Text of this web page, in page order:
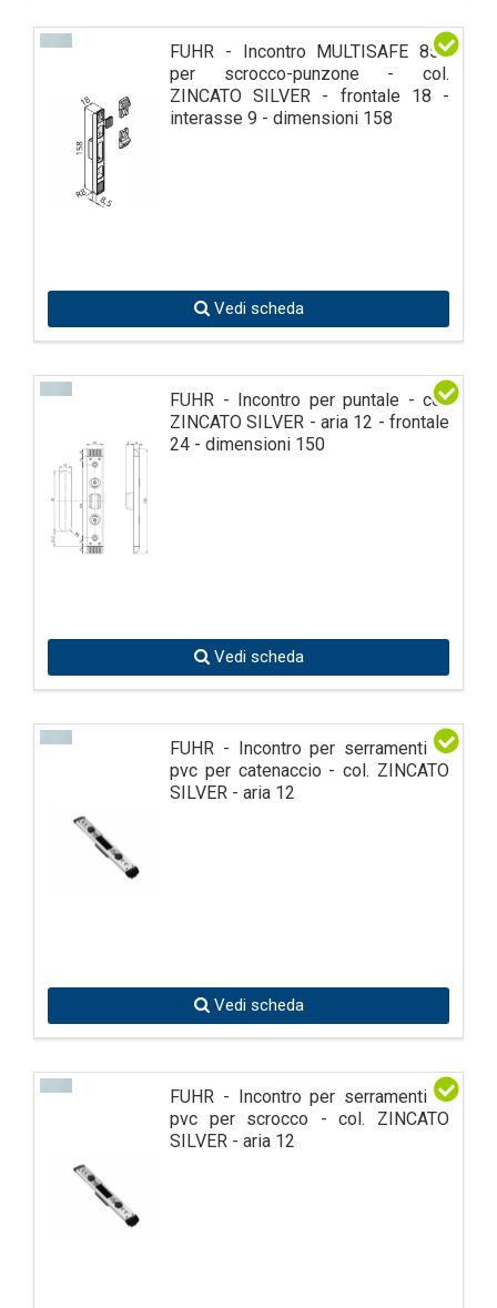
FUHR - Incontro MULTISAFE 855
per scrocco-punzone - col.
ZINCATO SILVER - frontale 18 -
interasse 9 - dimensioni 158
Vedi scheda
FUHR - Incontro per puntale - col.
ZINCATO SILVER - aria 12 - frontale
24 - dimensioni 150
Vedi scheda
FUHR - Incontro per serramenti in
pvc per catenaccio - col. ZINCATO
SILVER - aria 12
Vedi scheda
FUHR - Incontro per serramenti in
pvc per scrocco - col. ZINCATO
SILVER - aria 12